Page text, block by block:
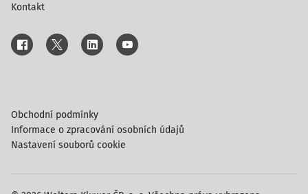
Kontakt
Obchodní podmínky
Informace o zpracování osobních údajů
Nastavení souborů cookie